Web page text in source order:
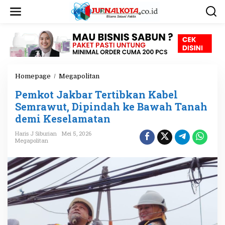
Homepage / Megapolitan
m
o
t
a
r
T
e
r
t
i
Pemkot Jakbar Tertibkan Kabel
Semrawut, Dipindah ke Bawah Tanah
demi Keselamatan
Haris J Siburian
Mei 5, 2026
Megapolitan